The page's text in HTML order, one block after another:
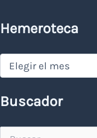
Hemeroteca
Hemeroteca
Buscador